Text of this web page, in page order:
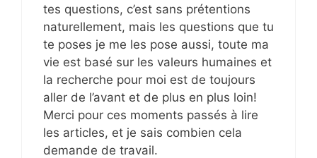
tes questions, c’est sans prétentions
naturellement, mais les questions que tu
te poses je me les pose aussi, toute ma
vie est basé sur les valeurs humaines et
la recherche pour moi est de toujours
aller de l’avant et de plus en plus loin!
Merci pour ces moments passés à lire
les articles, et je sais combien cela
demande de travail.